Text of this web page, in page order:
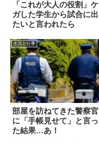
「これが大人の役割」ケ
ガした学生から試合に出
たいと言われたら
生活と仕事
部屋を訪ねてきた警察官
に「手帳見せて」と言っ
た結果…あ！